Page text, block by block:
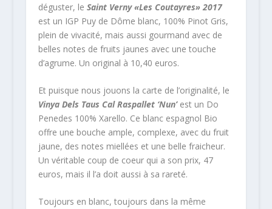
déguster, le Saint Verny «Les Coutayres» 2017
est un IGP Puy de Dôme blanc, 100% Pinot Gris,
plein de vivacité, mais aussi gourmand avec de
belles notes de fruits jaunes avec une touche
d’agrume. Un original à 10,40 euros.
Et puisque nous jouons la carte de l’originalité, le
Vinya Dels Taus Cal Raspallet ‘Nun’ est un Do
Penedes 100% Xarello. Ce blanc espagnol Bio
offre une bouche ample, complexe, avec du fruit
jaune, des notes miellées et une belle fraicheur.
Un véritable coup de coeur qui a son prix, 47
euros, mais il l’a doit aussi à sa rareté.
Toujours en blanc, toujours dans la même